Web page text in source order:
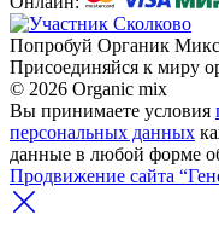
Попробуй Органик
Присоединяйся к миру
© 2026 Organic mix
Вы принимаете условия
персональных данных
данные в любой форме
Продвижение сайта